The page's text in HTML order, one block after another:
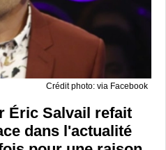
Crédit photo: via Facebook
Éric Salvail refait
dans l'actualité